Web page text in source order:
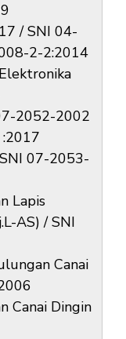
/ SNI 04-
2-2:2014
2052-2002
07-2053-
Lapis
AS) / SNI
Canai
Canai Dingin